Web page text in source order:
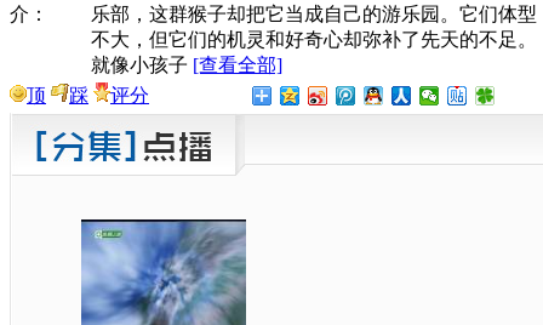
介：
乐部，这群猴子却把它当成自己的游乐园。它们体型
不大，但它们的机灵和好奇心却弥补了先天的不足。
就像小孩子 [查看全部]
顶
踩 评分